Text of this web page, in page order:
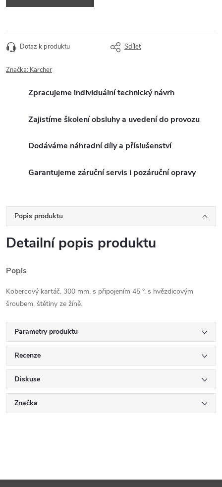
Dotaz k produktu Sdílet
Značka: Kärcher
Zpracujeme individuální technický návrh
Zajistíme školení obsluhy a uvedení do provozu
Dodáváme náhradní díly a příslušenství
Garantujeme záruční servis i pozáruční opravy
Popis produktu
Detailní popis produktu
Popis
Kobercový kartáč, 300 mm, s připojením 45 °, s hvězdicovým
šroubem, štětiny ze žíně.
Parametry produktu
Recenze
Diskuse
Značka